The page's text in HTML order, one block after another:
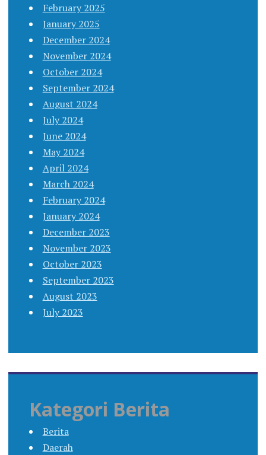
February 2025
January 2025
December 2024
November 2024
October 2024
September 2024
August 2024
July 2024
June 2024
May 2024
April 2024
March 2024
February 2024
January 2024
December 2023
November 2023
October 2023
September 2023
August 2023
July 2023
Kategori Berita
Berita
Daerah